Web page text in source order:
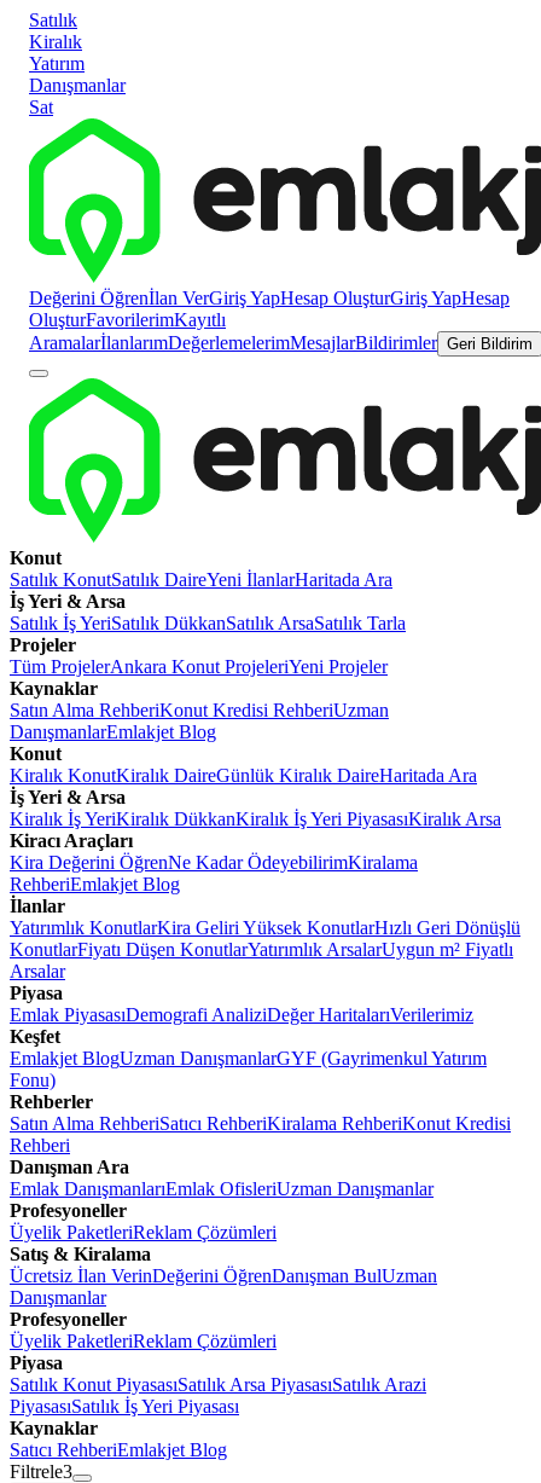
Satılık
Kiralık
Yatırım
Danışmanlar
Sat
Değerini Öğrenİlan VerGiriş YapHesap OluşturGiriş YapHesap
OluşturFavorilerimKayıtlı
AramalarİlanlarımDeğerlemelerimMesajlarBildirimler Geri Bildirim
Konut
Satılık KonutSatılık DaireYeni İlanlarHaritada Ara
İş Yeri & Arsa
Satılık İş YeriSatılık DükkanSatılık ArsaSatılık Tarla
Projeler
Tüm ProjelerAnkara Konut ProjeleriYeni Projeler
Kaynaklar
Satın Alma RehberiKonut Kredisi RehberiUzman
DanışmanlarEmlakjet Blog
Konut
Kiralık KonutKiralık DaireGünlük Kiralık DaireHaritada Ara
İş Yeri & Arsa
Kiralık İş YeriKiralık DükkanKiralık İş Yeri PiyasasıKiralık Arsa
Kiracı Araçları
Kira Değerini ÖğrenNe Kadar ÖdeyebilirimKiralama
RehberiEmlakjet Blog
İlanlar
Yatırımlık KonutlarKira Geliri Yüksek KonutlarHızlı Geri Dönüşlü
KonutlarFiyatı Düşen KonutlarYatırımlık ArsalarUygun m² Fiyatlı
Arsalar
Piyasa
Emlak PiyasasıDemografi AnaliziDeğer HaritalarıVerilerimiz
Keşfet
Emlakjet BlogUzman DanışmanlarGYF (Gayrimenkul Yatırım
Fonu)
Rehberler
Satın Alma RehberiSatıcı RehberiKiralama RehberiKonut Kredisi
Rehberi
Danışman Ara
Emlak DanışmanlarıEmlak OfisleriUzman Danışmanlar
Profesyoneller
Üyelik PaketleriReklam Çözümleri
Satış & Kiralama
Ücretsiz İlan VerinDeğerini ÖğrenDanışman BulUzman
Danışmanlar
Profesyoneller
Üyelik PaketleriReklam Çözümleri
Piyasa
Satılık Konut PiyasasıSatılık Arsa PiyasasıSatılık Arazi
PiyasasıSatılık İş Yeri Piyasası
Kaynaklar
Satıcı RehberiEmlakjet Blog
Filtrele3